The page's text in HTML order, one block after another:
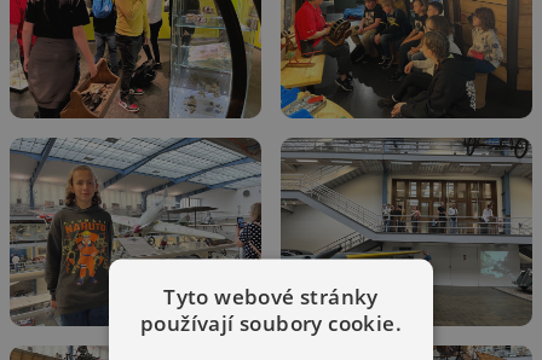
Tyto webové stránky
používají soubory cookie.